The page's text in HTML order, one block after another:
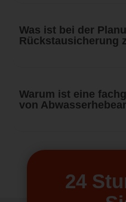
Was ist bei der
Rückstausicherung
Warum ist eine
von
24